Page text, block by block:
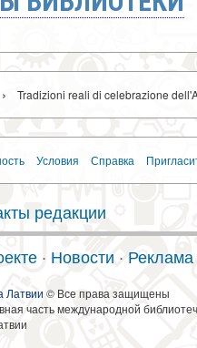
› Tradizioni reali di celebrazione
Условия Справка
редакции
· Новости · Реклама
Латвии © Все права защищены
часть международной